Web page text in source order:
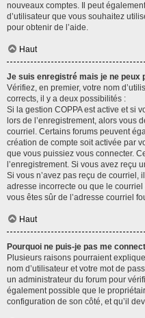
nouveaux comptes. Il peut
d’utilisateur que vous souhaitez
pour obtenir de l’aide.
Haut
Je suis enregistré mais je ne peux
Vérifiez, en premier, votre nom
corrects, il y a deux possibilités :
Si la gestion COPPA est active et si
lors de l’enregistrement, alors vous
courriel. Certains forums peuvent
création de compte soit activée par
que vous puissiez vous connecter.
l’enregistrement. Si vous avez reçu
Si vous n’avez pas reçu de courriel,
adresse incorrecte ou que le
vous êtes sûr de l’adresse courriel
Haut
Pourquoi ne puis-je pas me
Plusieurs raisons pourraient
nom d’utilisateur et votre mot de
un administrateur du forum pour
également possible que le
configuration de son côté, et qu’il